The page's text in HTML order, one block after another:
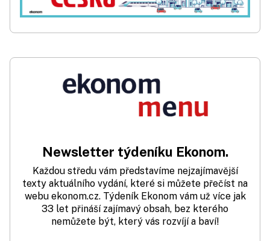
Newsletter týdeníku Ekonom.
Každou středu vám představíme nejzajímavější
texty aktuálního vydání, které si můžete přečíst na
webu ekonom.cz. Týdeník Ekonom vám už více jak
33 let přináší zajímavý obsah, bez kterého
nemůžete být, který vás rozvíjí a baví!